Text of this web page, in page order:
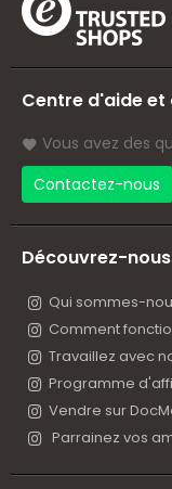
Centre d'aide
Vous avez des
Contactez-nous
Découvrez-nous
Qui sommes-
Comment
Travaillez avec
Programme
Vendre sur
Parrainez vos